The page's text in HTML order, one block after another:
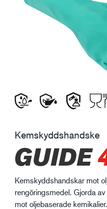
Kemskyddshandske
GUIDE
Kemskyddshandskar mot
rengöringsmedel. Gjorda
mot oljebaserade